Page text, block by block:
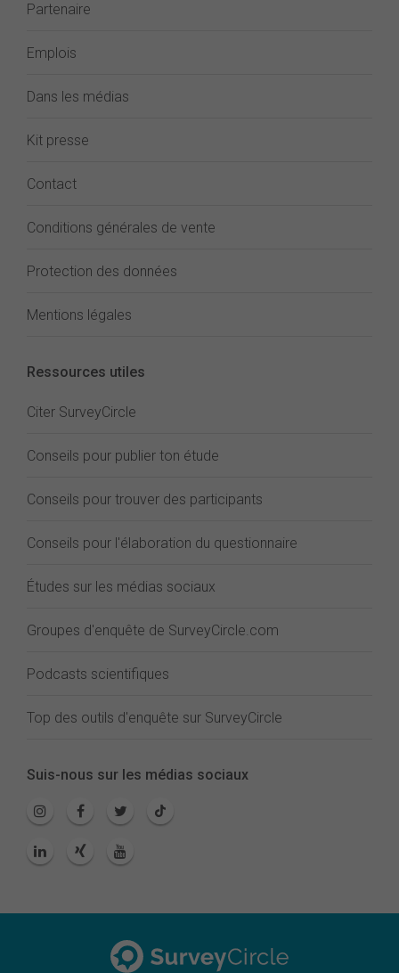
Partenaire
Emplois
Dans les médias
Kit presse
Contact
Conditions générales de vente
Protection des données
Mentions légales
Ressources utiles
Citer SurveyCircle
Conseils pour publier ton étude
Conseils pour trouver des participants
Conseils pour l'élaboration du questionnaire
Études sur les médias sociaux
Groupes d'enquête de SurveyCircle.com
Podcasts scientifiques
Top des outils d'enquête sur SurveyCircle
Suis-nous sur les médias sociaux